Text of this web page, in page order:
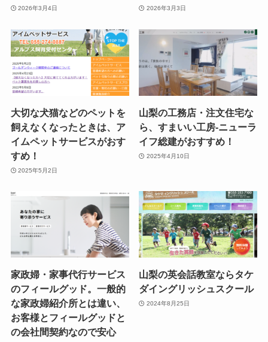
2026年3月4日 2026年3月3日
大切な犬猫などのペットを
飼えなくなったときは、ア
イムペットサービスがおす
すめ！
2025年5月2日
山梨の工務店・注文住宅な
ら、すまいい工房-ニューラ
イフ総建がおすすめ！
2025年4月10日
家政婦・家事代行サービス
のフィールグッド。一般的
な家政婦紹介所とは違い、
お客様とフィールグッドと
の会社間契約なので安心
山梨の英会話教室ならタケ
ダイングリッシュスクール
2024年8月25日